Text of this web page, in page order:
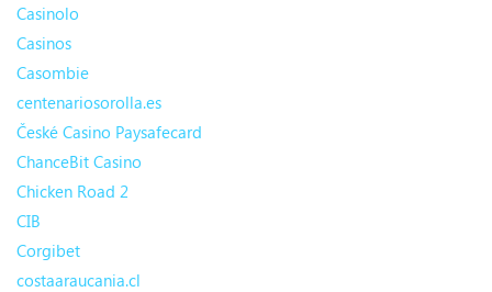
Casinolo
Casinos
Casombie
centenariosorolla.es
České Casino Paysafecard
ChanceBit Casino
Chicken Road 2
CIB
Corgibet
costaaraucania.cl